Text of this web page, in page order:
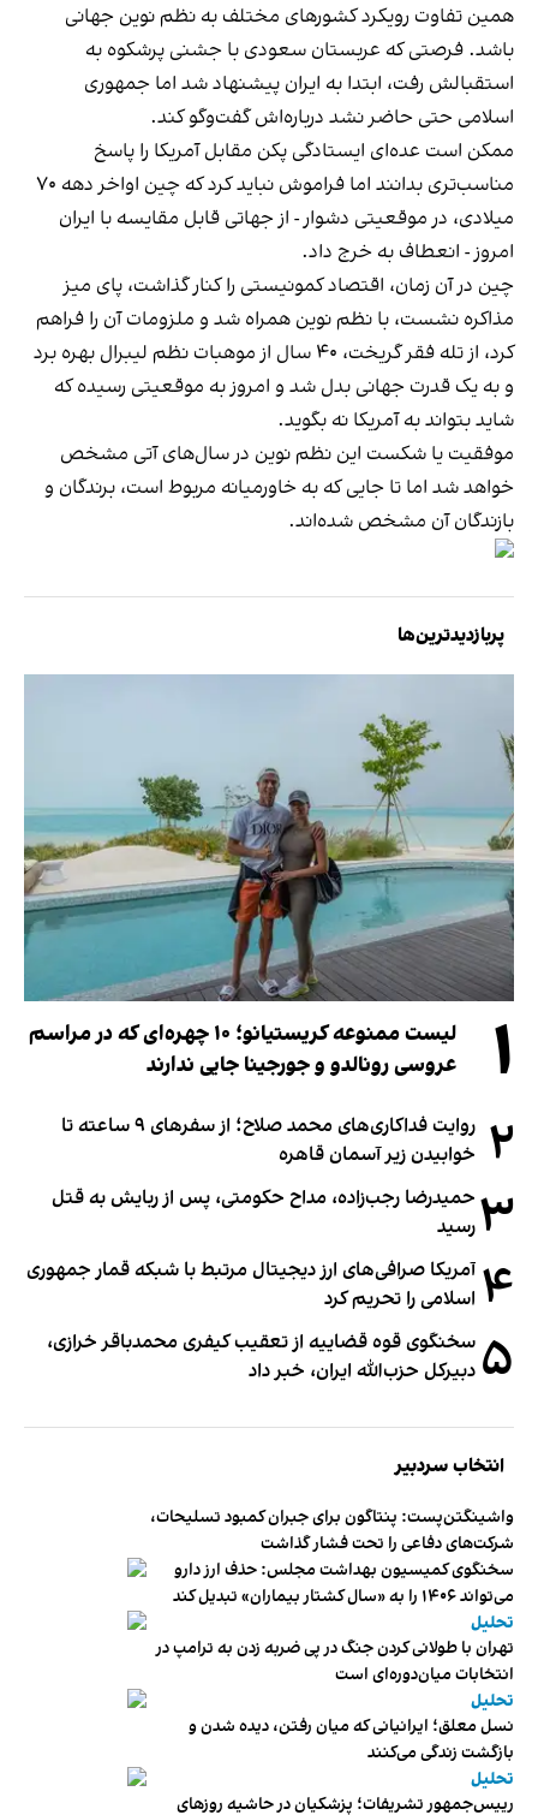
همین تفاوت رویکرد کشورهای مختلف به نظم نوین جهانی
باشد. فرصتی که عربستان سعودی با جشنی پرشکوه به
استقبالش رفت، ابتدا به ایران پیشنهاد شد اما جمهوری
اسلامی حتی حاضر نشد درباره‌اش گفت‌وگو کند.
ممکن است عده‌ای ایستادگی پکن مقابل آمریکا را پاسخ
مناسب‌تری بدانند اما فراموش نباید کرد که چین اواخر دهه ۷۰
میلادی، در موقعیتی دشوار - از جهاتی قابل مقایسه با ایران
امروز - انعطاف به خرج داد.
چین در آن زمان، اقتصاد کمونیستی را کنار گذاشت، پای میز
مذاکره نشست، با نظم نوین همراه شد و ملزومات آن را فراهم
کرد، از تله فقر گریخت، ۴۰ سال از موهبات نظم لیبرال بهره برد
و به یک قدرت جهانی بدل شد و امروز به موقعیتی رسیده که
شاید بتواند به آمریکا نه بگوید.
موفقیت یا شکست این نظم نوین در سال‌های آتی مشخص
خواهد شد اما تا جایی که به خاورمیانه مربوط است، برندگان و
بازندگان آن مشخص شده‌اند.
پربازدیدترین‌ها
۱
لیست ممنوعه کریستیانو؛ ۱۰ چهره‌ای که در مراسم
عروسی رونالدو و جورجینا جایی ندارند
۲
روایت فداکاری‌های محمد صلاح؛ از سفرهای ۹ ساعته تا
خوابیدن زیر آسمان قاهره
۳ حمیدرضا رجب‌زاده، مداح حکومتی، پس از ربایش به قتل
رسید
۴ آمریکا صرافی‌های ارز دیجیتال مرتبط با شبکه قمار جمهوری
اسلامی را تحریم کرد
۵ سخنگوی قوه قضاییه از تعقیب کیفری محمدباقر خرازی،
دبیر‌کل حزب‌الله ایران، خبر داد
انتخاب سردبیر
واشینگتن‌پست: پنتاگون برای جبران کمبود تسلیحات،
شرکت‌های دفاعی را تحت فشار گذاشت
سخنگوی کمیسیون بهداشت مجلس: حذف ارز دارو
می‌تواند ۱۴۰۶ را به «سال کشتار بیماران» تبدیل کند
تحلیل
تهران با طولانی کردن جنگ در پی ضربه زدن به ترامپ در
انتخابات میان‌دوره‌ای است
تحلیل
نسل معلق؛ ایرانیانی که میان رفتن، دیده شدن و
بازگشت زندگی می‌کنند
تحلیل
رییس‌جمهور تشریفات؛ پزشکیان در حاشیه روزهای